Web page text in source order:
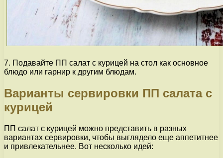
7. Подавайте ПП салат с курицей на стол как основное
блюдо или гарнир к другим блюдам.
Варианты сервировки ПП салата с
курицей
ПП салат с курицей можно представить в разных
вариантах сервировки, чтобы выглядело еще аппетитнее
и привлекательнее. Вот несколько идей: